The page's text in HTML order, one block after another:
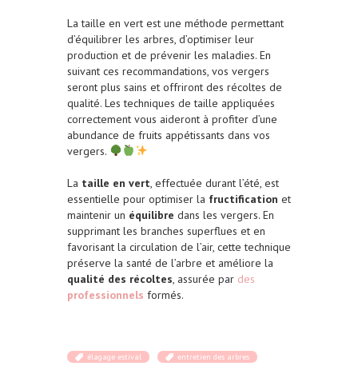
La taille en vert est une méthode permettant
d’équilibrer les arbres, d’optimiser leur
production et de prévenir les maladies. En
suivant ces recommandations, vos vergers
seront plus sains et offriront des récoltes de
qualité. Les techniques de taille appliquées
correctement vous aideront à profiter d’une
abundance de fruits appétissants dans vos
vergers.
La taille en vert, effectuée durant l’été, est
essentielle pour optimiser la fructification et
maintenir un équilibre dans les vergers. En
supprimant les branches superflues et en
favorisant la circulation de l’air, cette technique
préserve la santé de l’arbre et améliore la
qualité des récoltes, assurée par des
professionnels formés.
élagage estival
entretien des arbres